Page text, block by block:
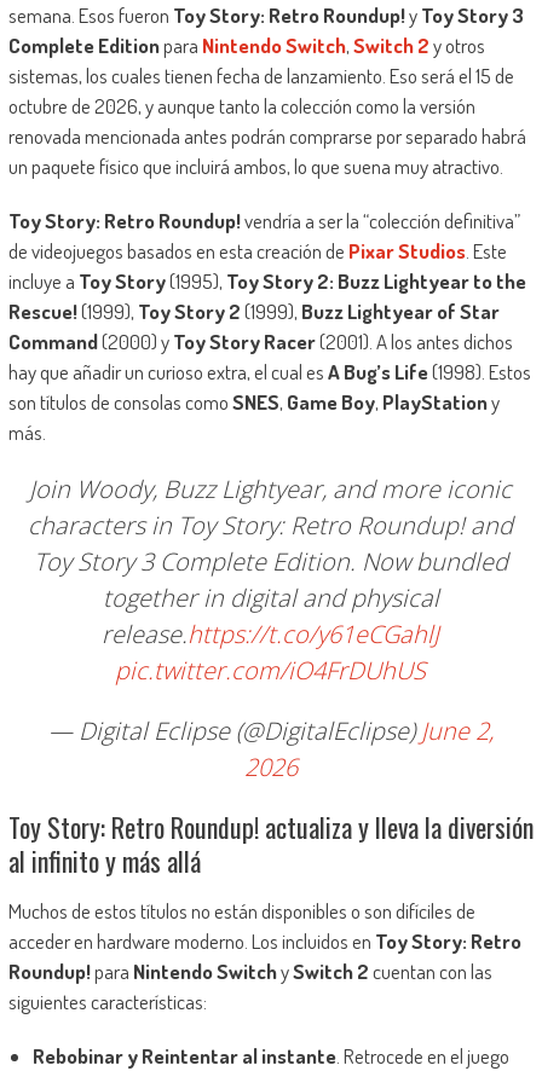
semana. Esos fueron Toy Story: Retro Roundup!yToy Story 3
Complete Editionpara Nintendo Switch,Switch 2y otros
sistemas, los cuales tienen fecha de lanzamiento. Eso será el 15 de
octubre de 2026, y aunque tanto la colección como la versión
renovada mencionada antes podrán comprarse por separado habrá
un paquete físico que incluirá ambos, lo que suena muy atractivo.
Toy Story: Retro Roundup!vendría a ser la “colección definitiva”
de videojuegos basados en esta creación de Pixar Studios. Este
incluye a Toy Story(1995), Toy Story 2: Buzz Lightyear to the
Rescue!(1999), Toy Story 2(1999), Buzz Lightyear of Star
Command(2000) yToy Story Racer(2001). A los antes dichos
hay que añadir un curioso extra, el cual esA Bug’s Life(1998). Estos
son títulos de consolas comoSNES, Game Boy, PlayStationy
más.
Join Woody, Buzz Lightyear, and more iconic
characters in Toy Story: Retro Roundup! and
Toy Story 3 Complete Edition. Now bundled
together in digital and physical
release.https://t.co/y61eCGahlJ
pic.twitter.com/iO4FrDUhUS
— Digital Eclipse (@DigitalEclipse)June 2,
2026
Toy Story: Retro Roundup! actualiza y lleva la diversión
al infinito y más allá
Muchos de estos títulos no están disponibles o son difíciles de
acceder en hardware moderno. Los incluidos en Toy Story: Retro
Roundup!para Nintendo SwitchySwitch 2cuentan con las
siguientes características:
Rebobinar y Reintentar al instante. Retrocede en el juego